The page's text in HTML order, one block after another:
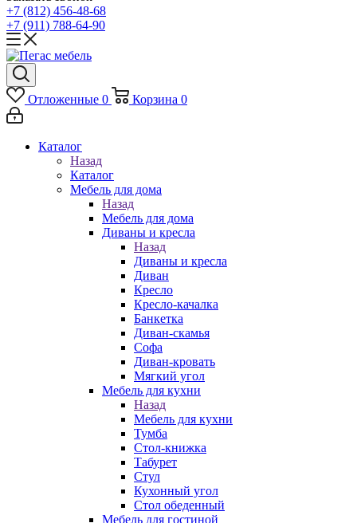
+7 (812) 456-48-68
+7 (911) 788-64-90
Отложенные 0 Корзина 0
Каталог
Назад
Каталог
Мебель для дома
Назад
Мебель для дома
Диваны и кресла
Назад
Диваны и кресла
Диван
Кресло
Кресло-качалка
Банкетка
Диван-скамья
Софа
Диван-кровать
Мягкий угол
Мебель для кухни
Назад
Мебель для кухни
Тумба
Стол-книжка
Табурет
Стул
Кухонный угол
Стол обеденный
Мебель для гостиной